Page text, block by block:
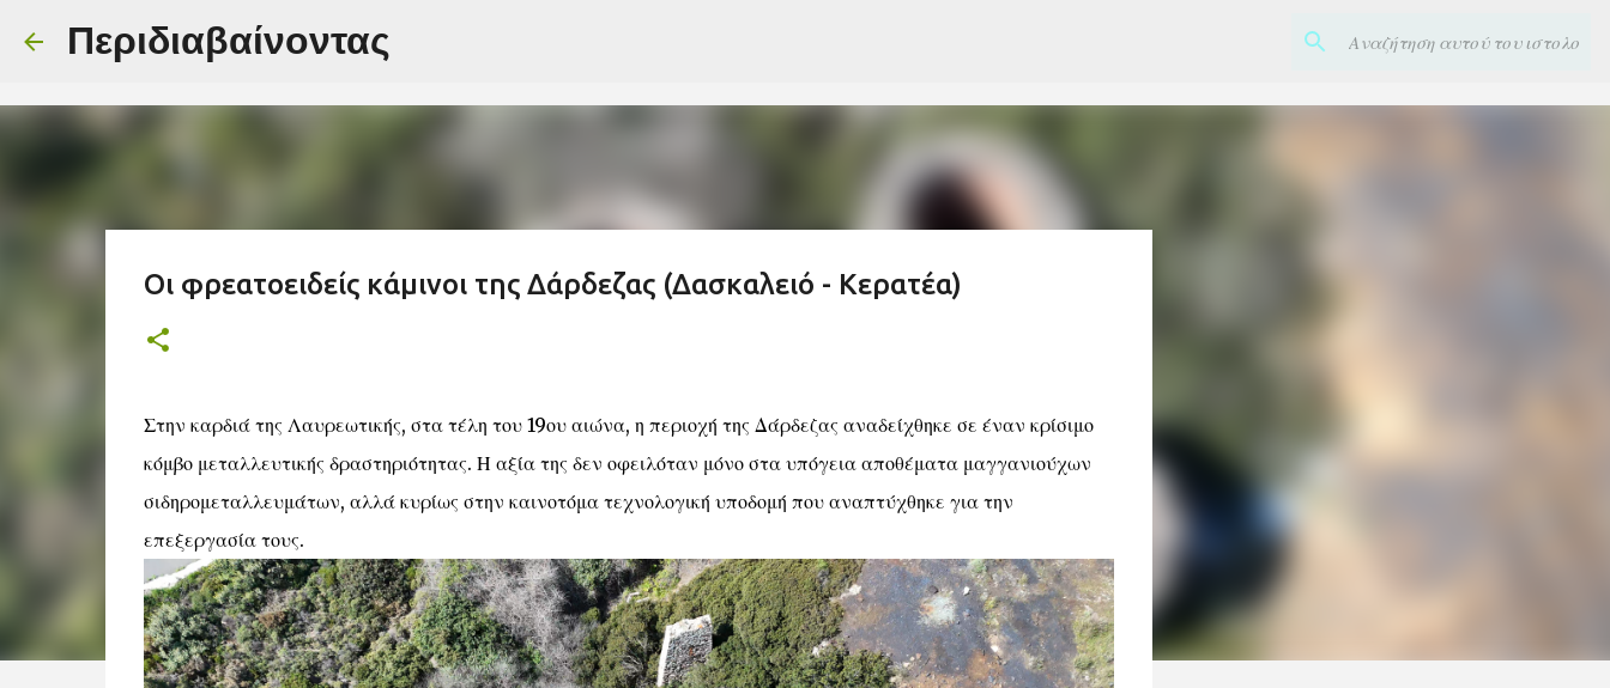
Περιδιαβαίνοντας
Οι φρεατοειδείς κάμινοι της Δάρδεζας (Δασκαλειό - Κερατέα)
Στην καρδιά της Λαυρεωτικής, στα τέλη του 19ου αιώνα, η περιοχή της Δάρδεζας αναδείχθηκε σε έναν κρίσιμο
κόμβο μεταλλευτικής δραστηριότητας. Η αξία της δεν οφειλόταν μόνο στα υπόγεια αποθέματα μαγγανιούχων
σιδηρομεταλλευμάτων, αλλά κυρίως στην καινοτόμα τεχνολογική υποδομή που αναπτύχθηκε για την
επεξεργασία τους.